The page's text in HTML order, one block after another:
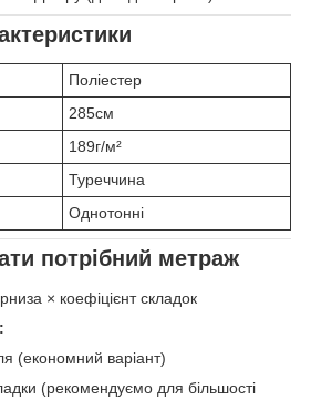
Поліестер
285см
189г/м²
Туреччина
Однотонні
потрібний метраж
× коефіцієнт складок
(економний варіант)
(рекомендуємо для більшості